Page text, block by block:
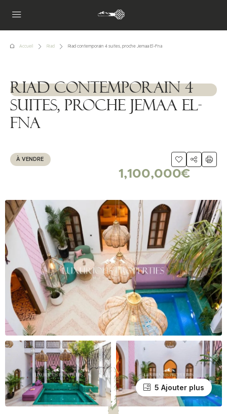
Accueil Riad Riad contemporain 4 suites, proche Jemaa El-Fna
1111111
Riad contemporain 4
suites, proche Jemaa El-
Fna
À VENDRE
1,100,000€
5 Ajouter plus